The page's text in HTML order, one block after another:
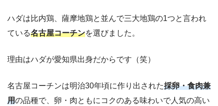
ハダは比内鶏、薩摩地鶏と並んで三大地鶏の1つと言われ
ている名古屋コーチンを選びました。
理由はハダが愛知県出身だからです（笑）
名古屋コーチンは明治30年頃に作り出された採卵・食肉兼
用の品種で、卵・肉ともにコクのある味わいで人気の高い